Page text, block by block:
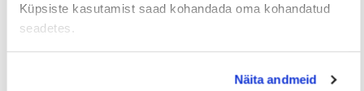
Küpsiste kasutamist saad kohandada oma kohandatud
seadetes.
Näita andmeid
EELMINE JÄRGMINE